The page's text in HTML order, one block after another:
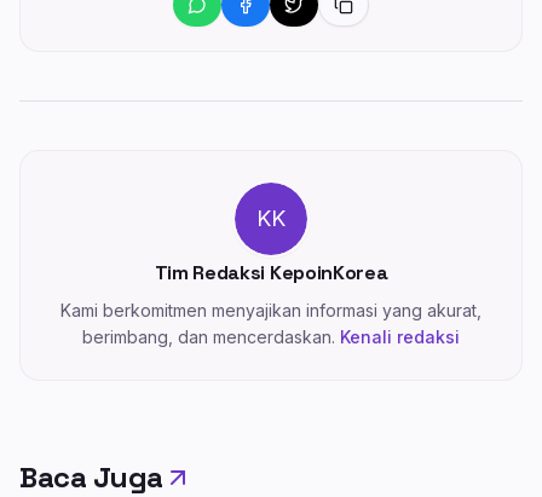
KK
Tim Redaksi KepoinKorea
Kami berkomitmen menyajikan informasi yang akurat,
berimbang, dan mencerdaskan. Kenali redaksi
Baca Juga